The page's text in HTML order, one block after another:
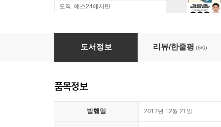
오직, 예스24에서만
보스를 해고하라
도서정보 리뷰/한줄평 (6/0)
품목정보
발행일 2012년 12월 21일